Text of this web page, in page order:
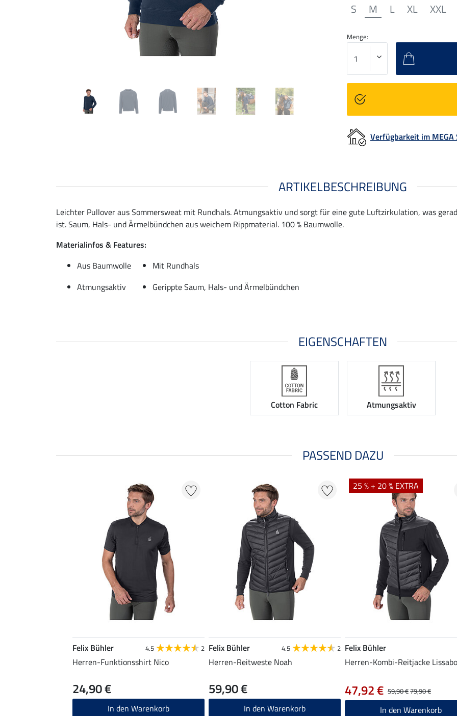
S M L XL XXL
Menge:
Verfügbarkeit im MEGA
ARTIKELBESCHREIBUNG
Leichter Pullover aus Sommersweat mit Rundhals. Atmungsaktiv und sorgt für eine gute Luftzirkulation, was
ist. Saum, Hals- und Ärmelbündchen aus weichem Rippmaterial. 100 % Baumwolle.
Materialinfos & Features:
Aus Baumwolle
Mit Rundhals
Atmungsaktiv
Gerippte Saum, Hals- und Ärmelbündchen
EIGENSCHAFTEN
Cotton Fabric Atmungsaktiv
PASSEND DAZU
Felix Bühler 4.5 2
Herren-Funktionsshirt Nico
24,90 €
In den Warenkorb
Felix Bühler 4.5 2
Herren-Reitweste Noah
59,90 €
In den Warenkorb
25 % + 20 % EXTRA
Felix Bühler
Herren-Kombi-Reitjacke
59,90 €79,90 €
47,92 €
In den Warenkorb